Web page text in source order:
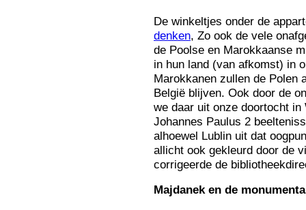
De winkeltjes onder de
denken, Zo ook de vele
de Poolse en Marokkaanse
in hun land (van afkomst) in
Marokkanen zullen de Polen
België blijven. Ook door de
we daar uit onze doortocht
Johannes Paulus 2
alhoewel Lublin uit dat
allicht ook gekleurd door de
corrigeerde de
Majdanek en de